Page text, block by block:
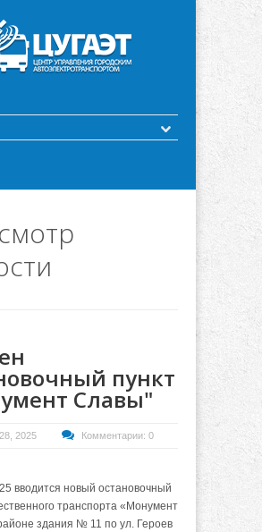
пункт
Славы"
2025 Комментарии: 0
вводится новый остановочный
транспорта «Монумент
здания № 11 по ул. Героев